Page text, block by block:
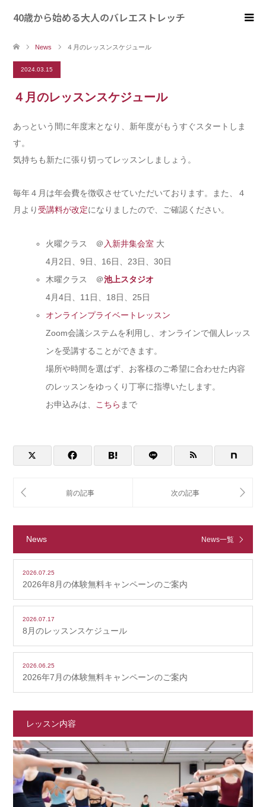
40歳から始める大人のバレエストレッチ
News ４月のレッスンスケジュール
2024.03.15
４月のレッスンスケジュール
あっという間に年度末となり、新年度がもうすぐスタートしま
す。
気持ちも新たに張り切ってレッスンしましょう。
毎年４月は年会費を徴収させていただいております。また、４
月より受講料が改定になりましたので、ご確認ください。
火曜クラス ＠ 入新井集会室 大
4月2日、9日、16日、23日、30日
木曜クラス ＠池上スタジオ
4月4日、11日、18日、25日
オンラインプライベートレッスン
Zoom会議システムを利用し、オンラインで個人レッス
ンを受講することができます。
場所や時間を選ばず、お客様のご希望に合わせた内容
のレッスンをゆっくり丁寧に指導いたします。
お申込みは、
こちら まで
News News一覧
2026.07.25
2026年8月の体験無料キャンペーンのご案内
2026.07.17
8月のレッスンスケジュール
2026.06.25
2026年7月の体験無料キャンペーンのご案内
レッスン内容